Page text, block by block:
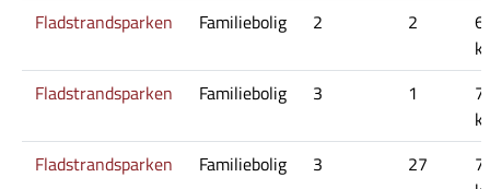
Fladstrandsparken
Familiebolig 2 2
Fladstrandsparken
Familiebolig 3 1
Fladstrandsparken
Familiebolig 3 27